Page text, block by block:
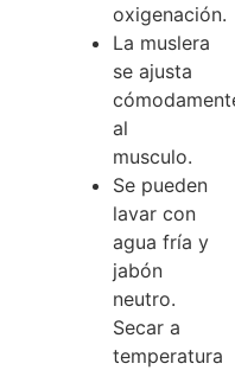
oxigenación.
La muslera
se ajusta
al
musculo.
Se pueden
lavar con
agua fría y
jabón
neutro.
Secar a
temperatura